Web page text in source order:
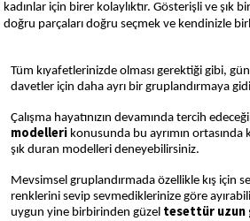
kadınlar için birer kolaylıktır. Gösterişli ve şık
doğru parçaları doğru seçmek ve kendinizle
Tüm kıyafetlerinizde olması gerektiği gibi,
davetler için daha ayrı bir gruplandırmaya
Çalışma hayatınızın devamında tercih
modelleri konusunda bu ayrımın ortasında
şık duran modelleri deneyebilirsiniz.
Mevsimsel gruplandırmada özellikle kış için
renklerini sevip sevmediklerinize göre
uygun yine birbirinden güzel tesettür uzun